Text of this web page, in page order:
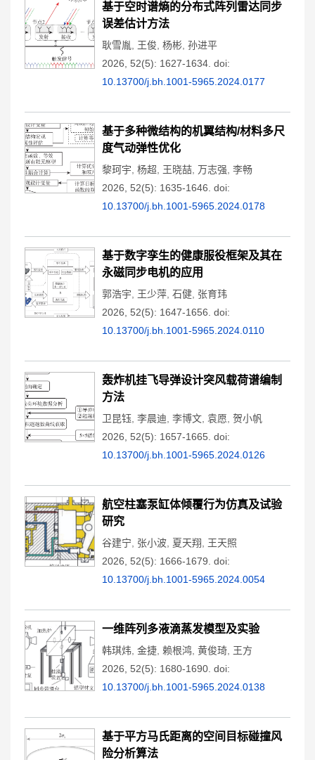
基于空时谱熵的分布式阵列雷达同步
误差估计方法
耿雪胤 王俊 杨彬 孙进平
2026, 52(5): 1627-1634. doi:
10.13700/j.bh.1001-5965.2024.0177
基于多种微结构的机翼结构/材料多尺
度气动弹性优化
黎珂宇 杨超 王晓喆 万志强 李畅
2026, 52(5): 1635-1646. doi:
10.13700/j.bh.1001-5965.2024.0178
基于数字孪生的健康服役框架及其在
永磁同步电机的应用
郭浩宇 王少萍 石健 张育玮
2026, 52(5): 1647-1656. doi:
10.13700/j.bh.1001-5965.2024.0110
轰炸机挂飞导弹设计突风载荷谱编制
方法
卫昆钰 李晨迪 李博文 袁愿 贺小帆
2026, 52(5): 1657-1665. doi:
10.13700/j.bh.1001-5965.2024.0126
航空柱塞泵缸体倾覆行为仿真及试验
研究
谷建宁 张小波 夏天翔
王天照
2026, 52(5): 1666-1679. doi:
10.13700/j.bh.1001-5965.2024.0054
一维阵列多液滴蒸发模型及实验
韩琪炜 金捷 赖根鸿 黄俊琦 王方
2026, 52(5): 1680-1690. doi:
10.13700/j.bh.1001-5965.2024.0138
基于平方马氏距离的空间目标碰撞风
险分析算法